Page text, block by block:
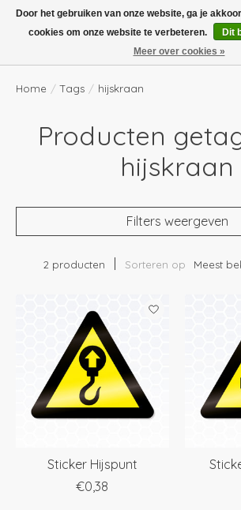
Boven de €100,- gratis verzending! Vóór 14.00 besteld,
Home / Tags / hijskraan
Producten
hijskraan
Filters weergeven
2 producten Sorteren op Meest
Sticker Hijspunt
€0,38
Door het gebruiken van onze website, ga je
cookies om onze website te verbeteren.
Dit
Meer over cookies »